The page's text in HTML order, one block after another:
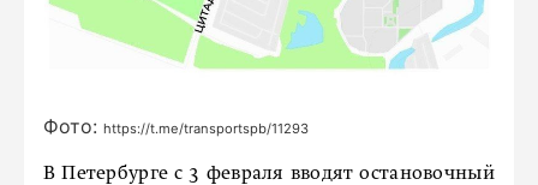
Фото: https://t.me/transportspb/11293
В Петербурге с 3 февраля вводят остановочный